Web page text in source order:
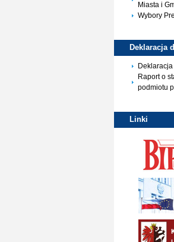
Miasta i
Wybory
Deklaracja
Raport o
podmiotu
Linki